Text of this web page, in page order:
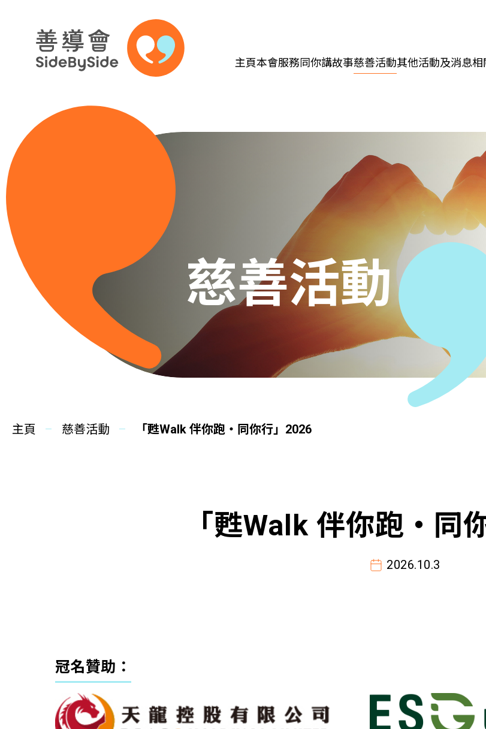
主頁本會服務
多元共融
社區連繫
同你講故事慈善活動其他活動及消息相
慈善活動
主頁 慈善活動 「甦Walk 伴你跑‧同你行」2026
「甦Walk 伴你跑‧同
2026.10.3
冠名贊助：